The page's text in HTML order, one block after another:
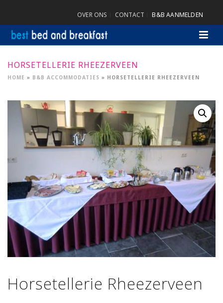
OVER ONS CONTACT B&B AANMELDEN
HORSETELLERIE RHEEZERVEEN
HOME » B&B ACCOMMODATIES » HORSETELLERIE RHEEZERVEEN
Horsetellerie Rheezerveen